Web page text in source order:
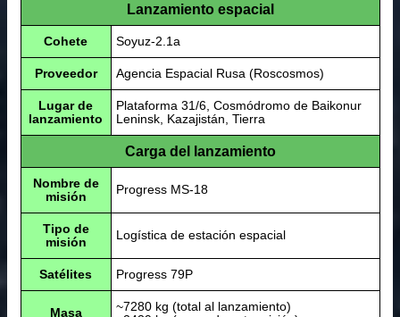
Lanzamiento espacial
Cohete Soyuz-2.1a
Proveedor Agencia Espacial Rusa (Roscosmos)
Lugar de
lanzamiento
Plataforma 31/6, Cosmódromo de Baikonur
Leninsk, Kazajistán, Tierra
Carga del lanzamiento
Nombre de
misión
Progress MS-18
Tipo de
misión
Logística de estación espacial
Satélites Progress 79P
Masa
~7280 kg (total al lanzamiento)